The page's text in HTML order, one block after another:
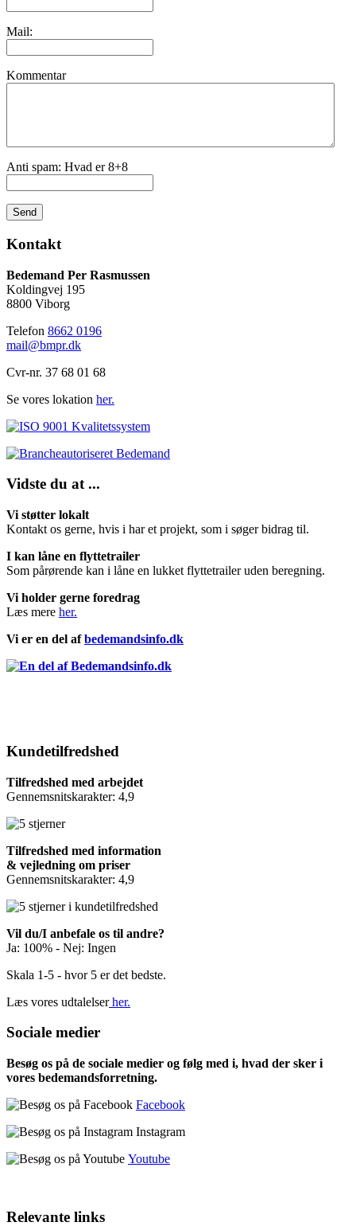
Mail:
Kommentar
Anti spam: Hvad er 8+8
Send
Kontakt
Bedemand Per Rasmussen
Koldingvej 195
8800 Viborg
Telefon 8662 0196
mail@bmpr.dk
Cvr-nr. 37 68 01 68
Se vores lokation her.
Vidste du at ...
Vi støtter lokalt
Kontakt os gerne, hvis i har et projekt, som i søger bidrag til.
I kan låne en flyttetrailer
Som pårørende kan i låne en lukket flyttetrailer uden beregning.
Vi holder gerne foredrag
Læs mere her.
Vi er en del afbedemandsinfo.dk
Kundetilfredshed
Tilfredshed med arbejdet
Gennemsnitskarakter: 4,9
Tilfredshed med information
& vejledning om priser
Gennemsnitskarakter: 4,9
Vil du/I anbefale os til andre?
Ja: 100% - Nej: Ingen
Skala 1-5 - hvor 5 er det bedste.
Læs vores udtalelserher.
Sociale medier
Besøg os på de sociale medier og følg med i, hvad der sker i
vores bedemandsforretning.
Facebook
Instagram
Youtube
Relevante links